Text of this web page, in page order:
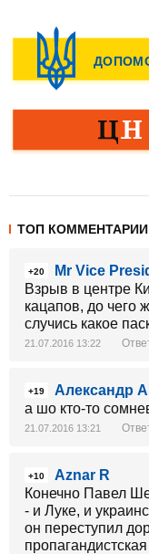
ТОП КОММЕНТАРИИ
+20
Mr Vice
Взрыв в центре
кацапов, до чего
случись какое
21.07.2016 13:22
+19
Aлександр
а шо кто-то
21.07.2016 13:21
+10
Aznar R
Конечно Павел
- и Луке, и
он переступил